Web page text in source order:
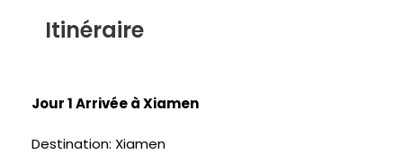
Itinéraire
Jour 1 Arrivée à Xiamen
Destination: Xiamen